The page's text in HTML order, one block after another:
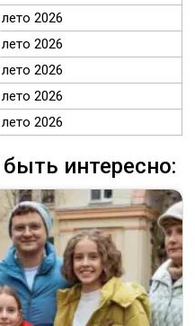
лето 2026
лето 2026
лето 2026
лето 2026
лето 2026
интересно: